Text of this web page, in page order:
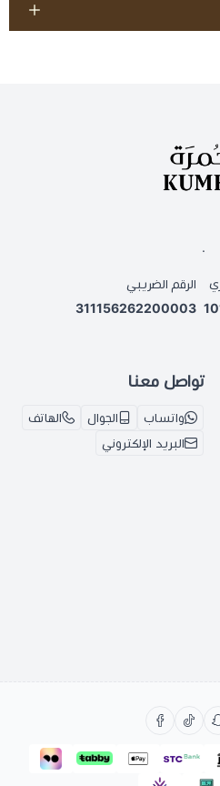
الرقم الضريبي
311156262200003
تواصل معنا
واتساب الجوال
الهاتف
البريد الإلكتروني